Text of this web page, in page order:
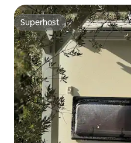
Superhost
Superhost